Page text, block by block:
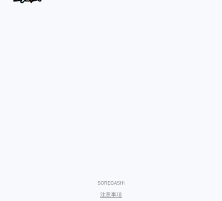
SOREGASHI
注意事項